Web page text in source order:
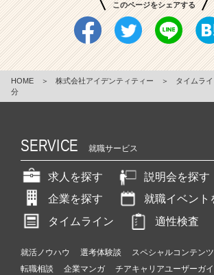
このページをシェアする
HOME ＞ 株式会社アイデンティティー ＞ タイムラ
分
SERVICE 就職サービス
求人を探す
説明会を探す
企業を探す
就職イベント
タイムライン
適性検査
就活ノウハウ 選考体験談 スペシャルコンテンツ
転職相談
企業マンガ チアキャリアユーザーガ